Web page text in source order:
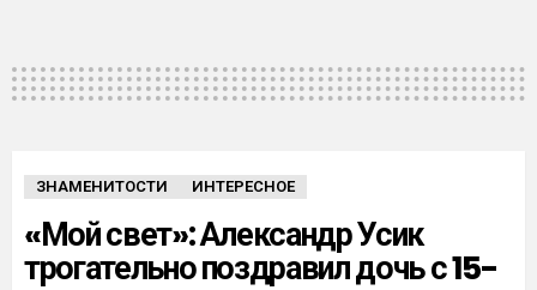
ЗНАМЕНИТОСТИ ИНТЕРЕСНОЕ
«Мой свет»: Александр Усик
трогательно поздравил дочь с 15-